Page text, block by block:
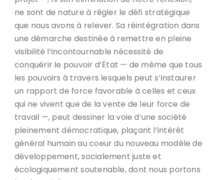
ne sont de nature à régler le défi stratégique
que nous avons à relever. Sa réintégration dans
une démarche destinée à remettre en pleine
visibilité l’incontournable nécessité de
conquérir le pouvoir d’État — de même que tous
les pouvoirs à travers lesquels peut s’instaurer
un rapport de force favorable à celles et ceux
qui ne vivent que de la vente de leur force de
travail —, peut dessiner la voie d’une société
pleinement démocratique, plaçant l’intérêt
général humain au coeur du nouveau modèle de
développement, socialement juste et
écologiquement soutenable, dont nous portons